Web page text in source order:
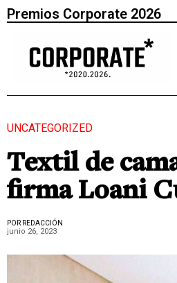
Premios Corporate 2026
UNCATEGORIZED
Textil de
firma Loani
POR REDACCIÓN
junio 26, 2023